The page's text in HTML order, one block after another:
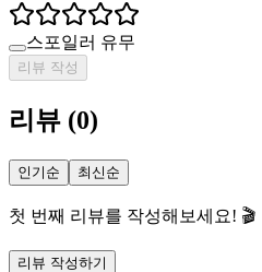
스포일러 유무
리뷰 작성
리뷰 (0)
인기순 최신순
첫 번째 리뷰를 작성해보세요! 🎬
리뷰 작성하기